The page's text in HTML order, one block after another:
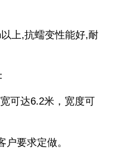
上,抗蠕变性能好,耐
可达6.2米，宽度可
要求定做。